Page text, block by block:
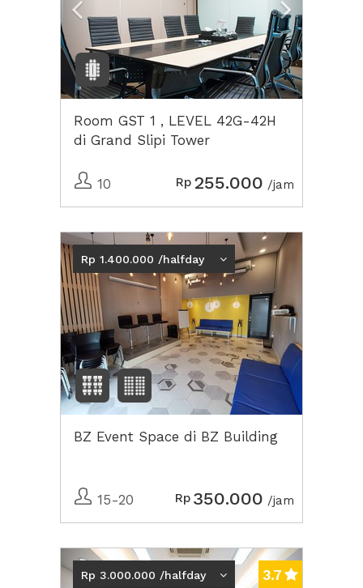
Room GST 1 , LEVEL 42G-42H
di Grand Slipi Tower
10 Rp 255.000 /jam
Rp 1.400.000 /halfday
BZ Event Space di BZ Building
15-20 Rp 350.000 /jam
Previous Next2
Rp 3.000.000 /halfday 3.7